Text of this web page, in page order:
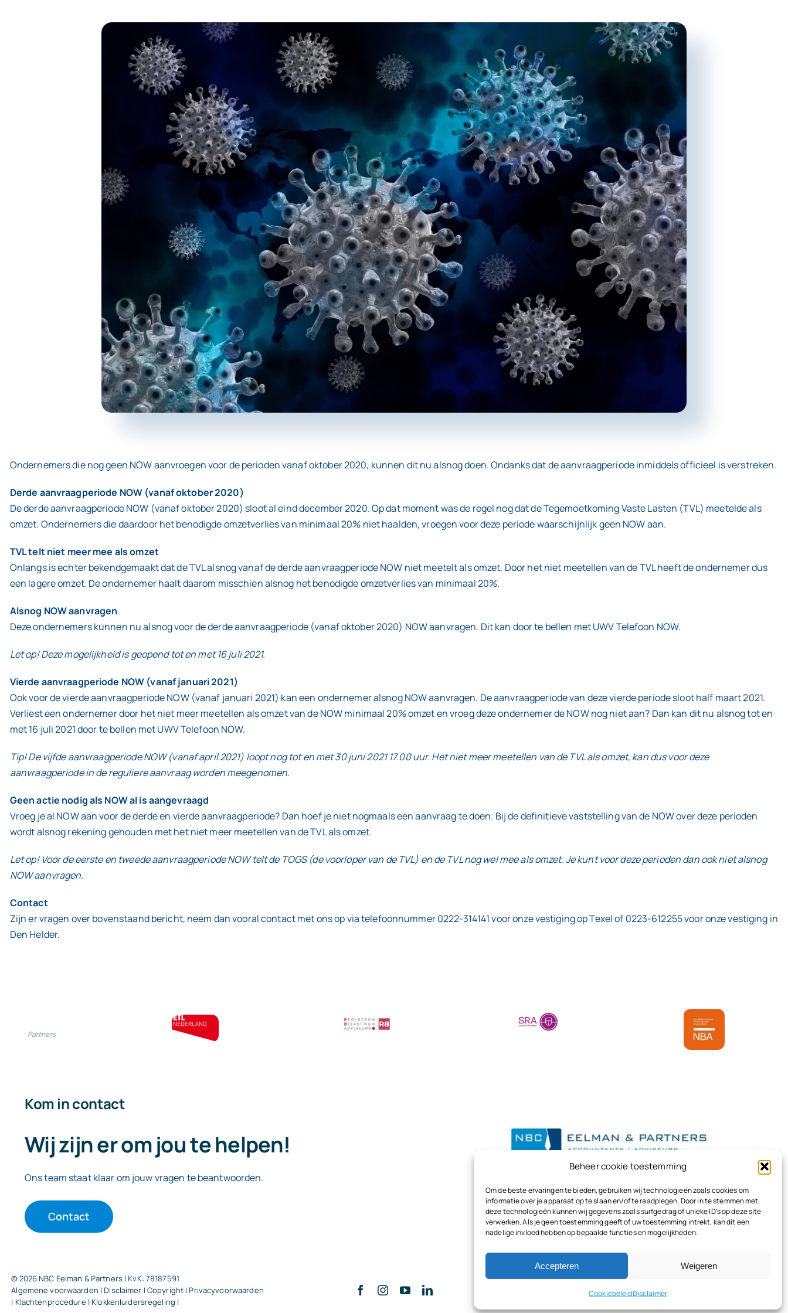
Beheer cookie toestemming
Om de beste ervaringen te bieden, gebruiken wij technologieën zoals cookies om
informatie over je apparaat op te slaan en/of te raadplegen. Door in te stemmen met
deze technologieën kunnen wij gegevens zoals surfgedrag of unieke ID's op deze site
verwerken. Als je geen toestemming geeft of uw toestemming intrekt, kan dit een
nadelige invloed hebben op bepaalde functies en mogelijkheden.
Accepteren Weigeren
CookiebeleidDisclaimer
Ondernemers die nog geen NOW aanvroegen voor de perioden vanaf oktober 2020, kunnen dit nu alsnog doen. Ondanks dat de aanvraagperiode inmiddels officieel is verstreken.
Derde aanvraagperiode NOW (vanaf oktober 2020)
De derde aanvraagperiode NOW (vanaf oktober 2020) sloot al eind december 2020. Op dat moment was de regel nog dat de Tegemoetkoming Vaste Lasten (TVL) meetelde als
omzet. Ondernemers die daardoor het benodigde omzetverlies van minimaal 20% niet haalden, vroegen voor deze periode waarschijnlijk geen NOW aan.
TVL telt niet meer mee als omzet
Onlangs is echter bekendgemaakt dat de TVL alsnog vanaf de derde aanvraagperiode NOW niet meetelt als omzet. Door het niet meetellen van de TVL heeft de ondernemer dus
een lagere omzet. De ondernemer haalt daarom misschien alsnog het benodigde omzetverlies van minimaal 20%.
Alsnog NOW aanvragen
Deze ondernemers kunnen nu alsnog voor de derde aanvraagperiode (vanaf oktober 2020) NOW aanvragen. Dit kan door te bellen met UWV Telefoon NOW.
Let op! Deze mogelijkheid is geopend tot en met 16 juli 2021.
Vierde aanvraagperiode NOW (vanaf januari 2021)
Ook voor de vierde aanvraagperiode NOW (vanaf januari 2021) kan een ondernemer alsnog NOW aanvragen. De aanvraagperiode van deze vierde periode sloot half maart 2021.
Verliest een ondernemer door het niet meer meetellen als omzet van de NOW minimaal 20% omzet en vroeg deze ondernemer de NOW nog niet aan? Dan kan dit nu alsnog tot en
met 16 juli 2021 door te bellen met UWV Telefoon NOW.
Tip! De vijfde aanvraagperiode NOW (vanaf april 2021) loopt nog tot en met 30 juni 2021 17.00 uur. Het niet meer meetellen van de TVL als omzet, kan dus voor deze
aanvraagperiode in de reguliere aanvraag worden meegenomen.
Geen actie nodig als NOW al is aangevraagd
Vroeg je al NOW aan voor de derde en vierde aanvraagperiode? Dan hoef je niet nogmaals een aanvraag te doen. Bij de definitieve vaststelling van de NOW over deze perioden
wordt alsnog rekening gehouden met het niet meer meetellen van de TVL als omzet.
Let op! Voor de eerste en tweede aanvraagperiode NOW telt de TOGS (de voorloper van de TVL) en de TVL nog wel mee als omzet. Je kunt voor deze perioden dan ook niet alsnog
NOW aanvragen.
Contact
Zijn er vragen over bovenstaand bericht, neem dan vooral contact met ons op via telefoonnummer 0222-314141 voor onze vestiging op Texel of 0223-612255 voor onze vestiging in
Den Helder.
Partners
Kom in contact
Wij zijn er om jou te helpen!
Ons team staat klaar om jouw vragen te beantwoorden.
Contact
© 2026NBC Eelman & Partners |KvK: 78187591
Algemene voorwaarden |Disclaimer | Copyright | Privacyvoorwaarden
| Klachtenprocedure |Klokkenluidersregeling |